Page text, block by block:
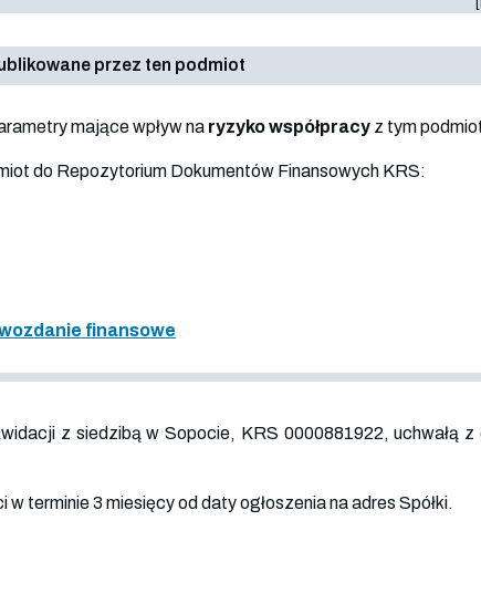
przez ten podmiot
mające wpływ na ryzyko współpracy z tym
do Repozytorium Dokumentów Finansowych KRS:
finansowe
z siedzibą w Sopocie, KRS 0000881922, uchwałą z
terminie 3 miesięcy od daty ogłoszenia na adres Spółki.